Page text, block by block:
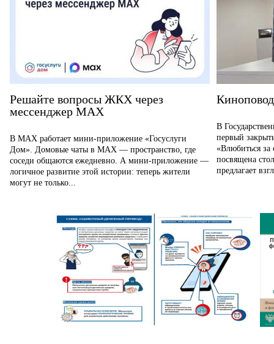
Решайте вопросы ЖКХ через
мессенджер MAX
В MAX работает мини-приложение «Госуслуги
Дом». Домовые чаты в MAX — пространство, где
соседи общаются ежедневно. А мини-приложение —
логичное развитие этой истории: теперь жители
могут не только...
В
первый
«Влюбиться за
посвящена
предлагает